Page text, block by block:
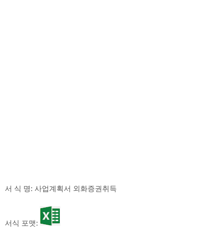
서 식 명: 사업계획서 외화증권취득
서식 포맷: